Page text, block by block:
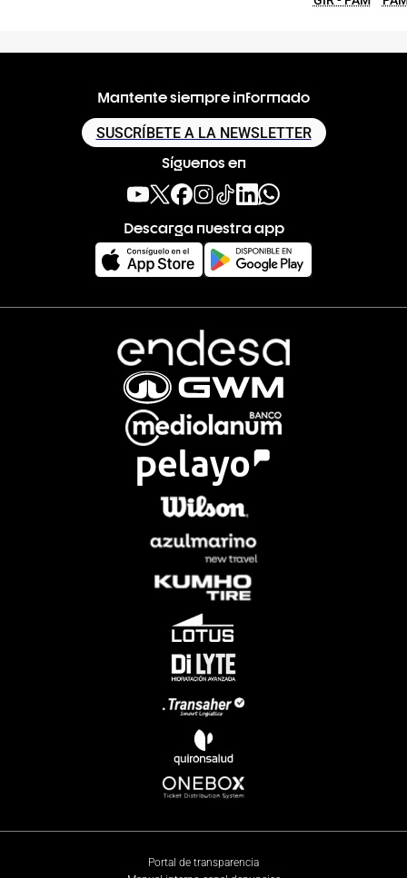
Mantente siempre informado
SUSCRÍBETE A LA NEWSLETTER
Síguenos en
Descarga nuestra app
Portal de transparencia